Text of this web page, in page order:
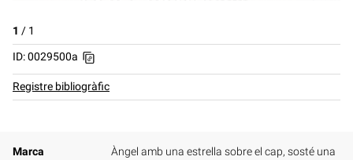
1 / 1
ID: 0029500a
Registre bibliogràfic
Marca
Àngel amb una estrella sobre el cap, sosté una